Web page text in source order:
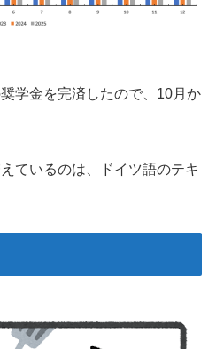
学金を完済したので、10月か
ているのは、ドイツ語のテキ